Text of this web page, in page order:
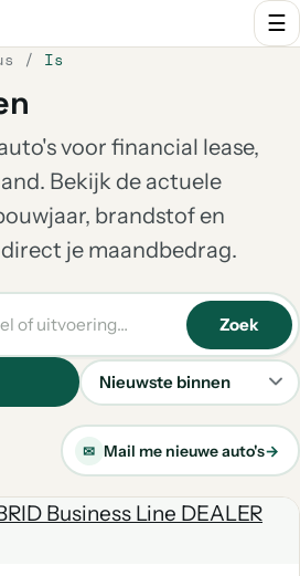
☰
/ Is
voor financial lease,
Bekijk de actuele
brandstof en
je maandbedrag.
Sorteren
Zoek
✉ Mail me nieuwe auto's→